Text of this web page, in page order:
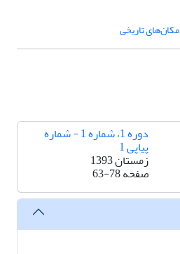
مکان‌های تاریخی
دوره 1، شماره 1 - شماره
پیاپی 1
زمستان 1393
صفحه63-78